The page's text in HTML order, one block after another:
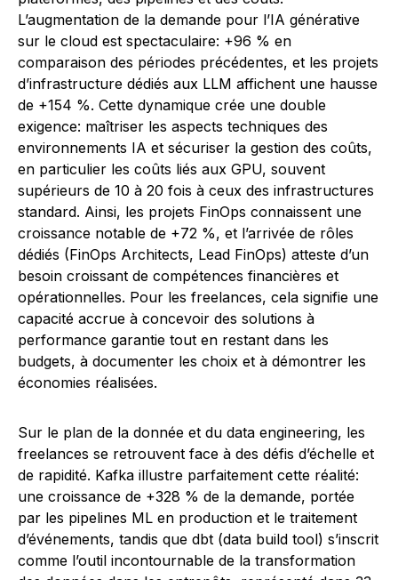
L’augmentation de la demande pour l’IA générative
sur le cloud est spectaculaire: +96 % en
comparaison des périodes précédentes, et les projets
d’infrastructure dédiés aux LLM affichent une hausse
de +154 %. Cette dynamique crée une double
exigence: maîtriser les aspects techniques des
environnements IA et sécuriser la gestion des coûts,
en particulier les coûts liés aux GPU, souvent
supérieurs de 10 à 20 fois à ceux des infrastructures
standard. Ainsi, les projets FinOps connaissent une
croissance notable de +72 %, et l’arrivée de rôles
dédiés (FinOps Architects, Lead FinOps) atteste d’un
besoin croissant de compétences financières et
opérationnelles. Pour les freelances, cela signifie une
capacité accrue à concevoir des solutions à
performance garantie tout en restant dans les
budgets, à documenter les choix et à démontrer les
économies réalisées.
Sur le plan de la donnée et du data engineering, les
freelances se retrouvent face à des défis d’échelle et
de rapidité. Kafka illustre parfaitement cette réalité:
une croissance de +328 % de la demande, portée
par les pipelines ML en production et le traitement
d’événements, tandis que dbt (data build tool) s’inscrit
comme l’outil incontournable de la transformation